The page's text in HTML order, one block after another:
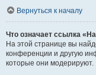
Вернуться к началу
Что означает ссылка
На этой странице вы
конференции и другую
которые они модерируют.